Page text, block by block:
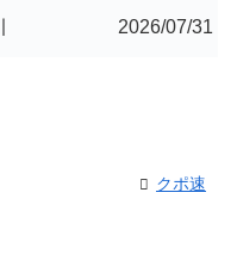
2026/07/31
クポ速